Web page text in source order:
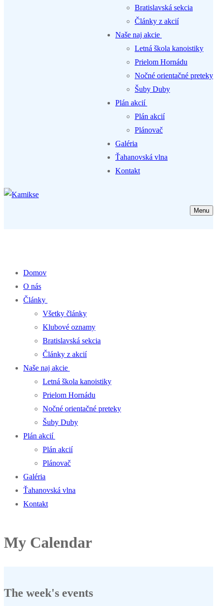
Bratislavská sekcia
Články z akcií
Naše naj akcie
Letná škola kanoistiky
Prielom Hornádu
Nočné orientačné preteky
Šuby Duby
Plán akcií
Plán akcií
Plánovač
Galéria
Ťahanovská vlna
Kontakt
Menu
Domov
O nás
Články
Všetky články
Klubové oznamy
Bratislavská sekcia
Články z akcií
Naše naj akcie
Letná škola kanoistiky
Prielom Hornádu
Nočné orientačné preteky
Šuby Duby
Plán akcií
Plán akcií
Plánovač
Galéria
Ťahanovská vlna
Kontakt
My Calendar
The week's events